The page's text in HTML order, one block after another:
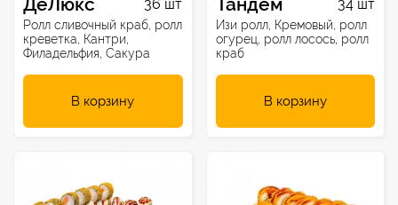
36 шт
Ролл сливочный краб, ролл
креветка, Кантри,
Филадельфия, Сакура
В корзину
34 шт
Изи ролл, Кремовый, ролл
огурец, ролл лосось, ролл
краб
В корзину